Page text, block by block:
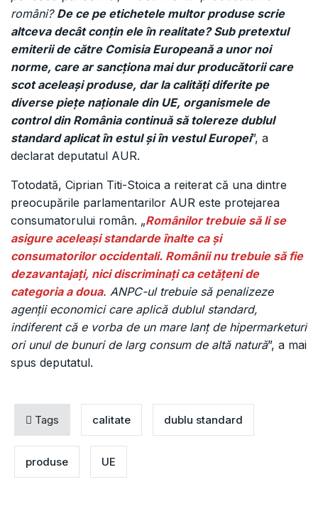
români? De ce pe etichetele multor produse scrie
altceva decât conțin ele în realitate? Sub pretextul
emiterii de către Comisia Europeană a unor noi
norme, care ar sancţiona mai dur producătorii care
scot aceleaşi produse, dar la calităţi diferite pe
diverse pieţe naționale din UE, organismele de
control din România continuă să tolereze dublul
standard aplicat în estul și în vestul Europei”, a
declarat deputatul AUR.
Totodată, Ciprian Titi-Stoica a reiterat că una dintre
preocupările parlamentarilor AUR este protejarea
consumatorului român. „Românilor trebuie să li se
asigure aceleași standarde înalte ca și
consumatorilor occidentali. Românii nu trebuie să fie
dezavantajați, nici discriminați ca cetățeni de
categoria a doua. ANPC-ul trebuie să penalizeze
agenții economici care aplică dublul standard,
indiferent că e vorba de un mare lanț de hipermarketuri
ori unul de bunuri de larg consum de altă natură”, a mai
spus deputatul.
Tags calitate dublu standard
produse UE